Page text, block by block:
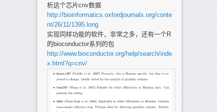
析这个芯片cnv数据
http://bioinformatics.oxfordjournals.org/conte
nt/26/11/1395.long
实现同样功能的软件，非常之多，还有一个R
的bioconductor系列的包
http://www.bioconductor.org/help/search/inde
x.html?q=cnv/